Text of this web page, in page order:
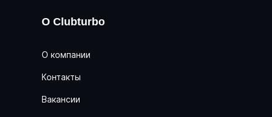
О Clubturbo
О компании
Контакты
Вакансии